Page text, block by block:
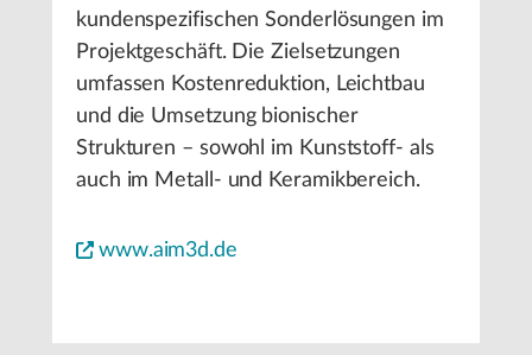
kundenspezifischen Sonderlösungen im
Projektgeschäft. Die Zielsetzungen
umfassen Kostenreduktion, Leichtbau
und die Umsetzung bionischer
Strukturen – sowohl im Kunststoff- als
auch im Metall- und Keramikbereich.
www.aim3d.de